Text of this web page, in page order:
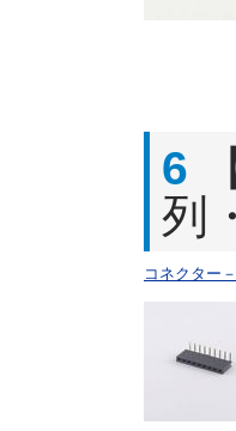
6
列
コネクター